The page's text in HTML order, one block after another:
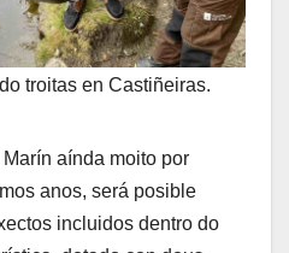
troitas en Castiñeiras.
aínda moito por
anos, será posible
incluidos dentro do